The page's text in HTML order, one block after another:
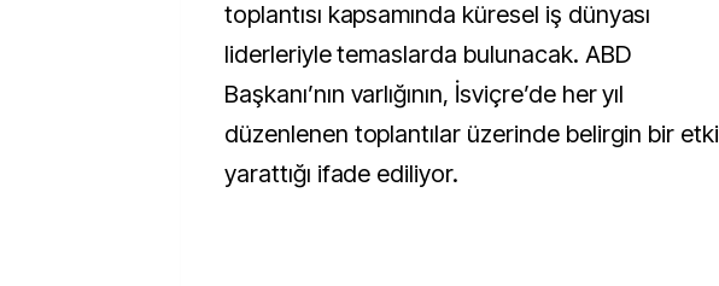
toplantısı kapsamında küresel iş dünyası
liderleriyle temaslarda bulunacak. ABD
Başkanı’nın varlığının, İsviçre’de her yıl
düzenlenen toplantılar üzerinde belirgin bir etki
yarattığı ifade ediliyor.